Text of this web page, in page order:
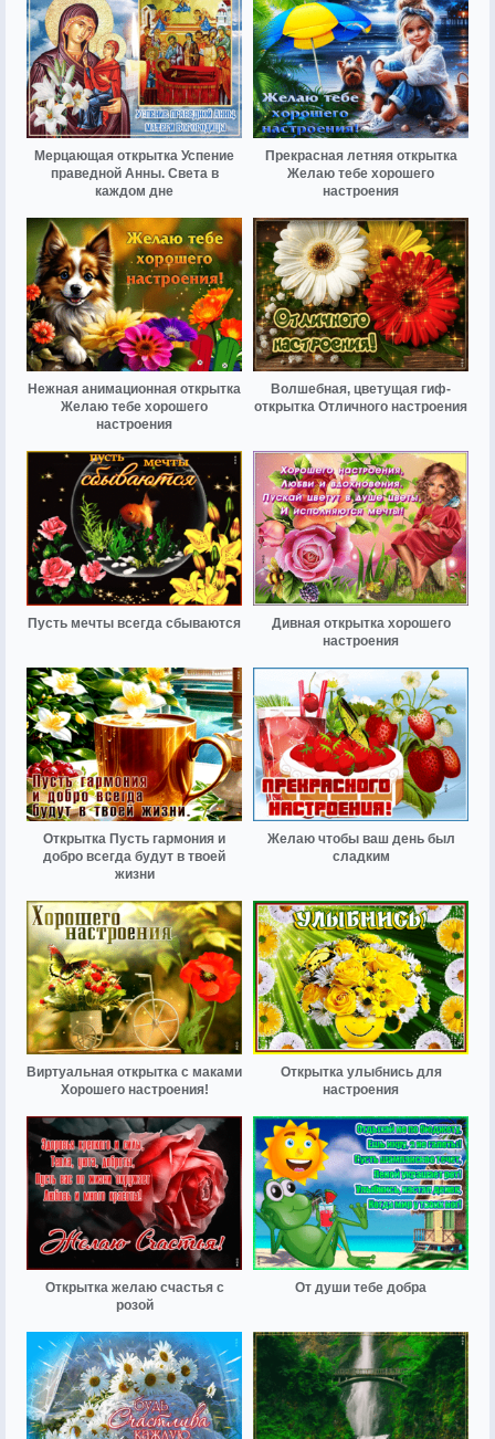
Мерцающая открытка Успение
праведной Анны. Света в
каждом дне
Прекрасная летняя открытка
Желаю тебе хорошего
настроения
Нежная анимационная открытка
Желаю тебе хорошего
настроения
Волшебная, цветущая гиф-
открытка Отличного настроения
Пусть мечты всегда сбываются
Дивная открытка хорошего
настроения
Открытка Пусть гармония и
добро всегда будут в твоей
жизни
Желаю чтобы ваш день был
сладким
Виртуальная открытка с маками
Хорошего настроения!
Открытка улыбнись для
настроения
Открытка желаю счастья с
розой
От души тебе добра